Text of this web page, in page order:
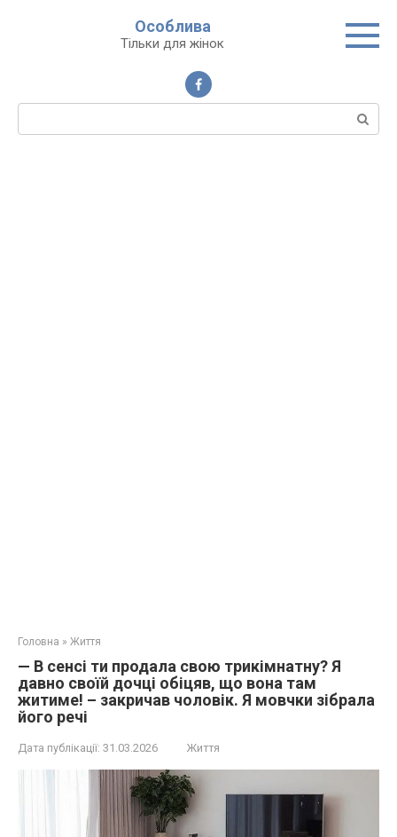
Особлива
Тільки для жінок
Пошук:
Головна » Життя
— В сенсі ти продала свою трикімнатну? Я
давно своїй дочці обіцяв, що вона там
житиме! – закричав чоловік. Я мовчки зібрала
його речі
Дата публікації: 31.03.2026 Життя